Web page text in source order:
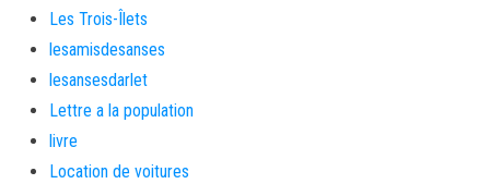
Les Trois-Îlets
lesamisdesanses
lesansesdarlet
Lettre a la population
livre
Location de voitures